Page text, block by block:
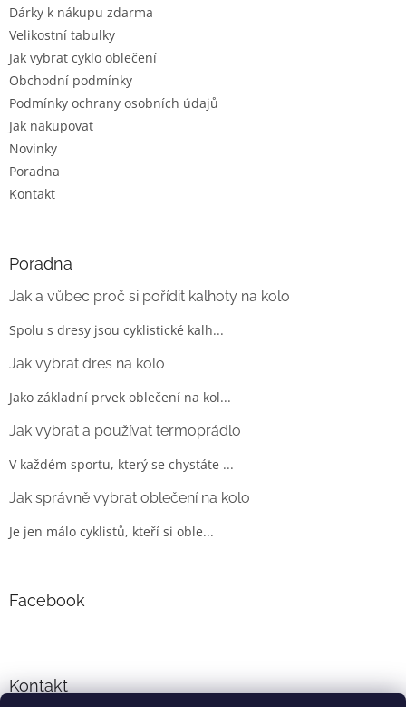
Dárky k nákupu zdarma
Velikostní tabulky
Jak vybrat cyklo oblečení
Obchodní podmínky
Podmínky ochrany osobních údajů
Jak nakupovat
Novinky
Poradna
Kontakt
Poradna
Jak a vůbec proč si pořídit kalhoty na kolo
Spolu s dresy jsou cyklistické kalh...
Jak vybrat dres na kolo
Jako základní prvek oblečení na kol...
Jak vybrat a používat termoprádlo
V každém sportu, který se chystáte ...
Jak správně vybrat oblečení na kolo
Je jen málo cyklistů, kteří si oble...
Facebook
Kontakt